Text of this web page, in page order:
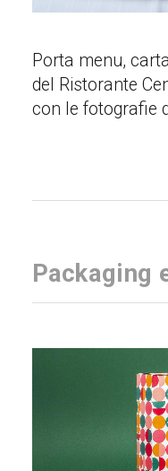
Porta menu,
del Ristorante
con le fotografie
Packaging